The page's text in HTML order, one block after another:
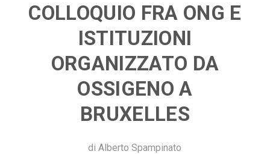
COLLOQUIO FRA ONG E
ISTITUZIONI
ORGANIZZATO DA
OSSIGENO A
BRUXELLES
diAlberto Spampinato